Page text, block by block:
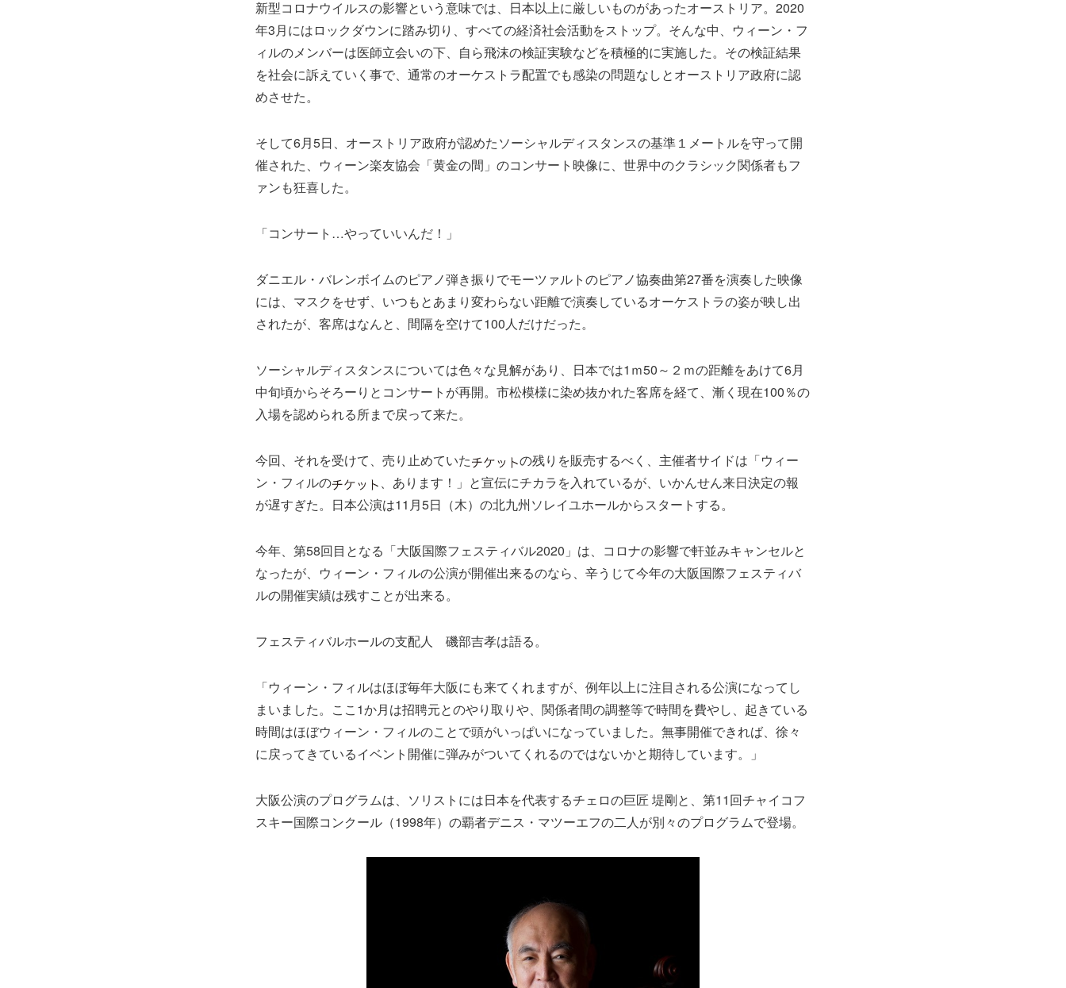
新型コロナウイルスの影響という意味では、日本以上に厳しいものがあったオーストリア。2020
年3月にはロックダウンに踏み切り、すべての経済社会活動をストップ。そんな中、ウィーン・フ
ィルのメンバーは医師立会いの下、自ら飛沫の検証実験などを積極的に実施した。その検証結果
を社会に訴えていく事で、通常のオーケストラ配置でも感染の問題なしとオーストリア政府に認
めさせた。
そして6月5日、オーストリア政府が認めたソーシャルディスタンスの基準１メートルを守って開
催された、ウィーン楽友協会「黄金の間」のコンサート映像に、世界中のクラシック関係者もフ
ァンも狂喜した。
「コンサート…やっていいんだ！」
ダニエル・バレンボイムのピアノ弾き振りでモーツァルトのピアノ協奏曲第27番を演奏した映像
には、マスクをせず、いつもとあまり変わらない距離で演奏しているオーケストラの姿が映し出
されたが、客席はなんと、間隔を空けて100人だけだった。
ソーシャルディスタンスについては色々な見解があり、日本では1ｍ50～２ｍの距離をあけて6月
中旬頃からそろーりとコンサートが再開。市松模様に染め抜かれた客席を経て、漸く現在100％の
入場を認められる所まで戻って来た。
今回、それを受けて、売り止めていた
の残りを販売するべく、主催者サイドは「ウィー
ン・フィルの
、あります！」と宣伝にチカラを入れているが、いかんせん来日決定の報
が遅すぎた。日本公演は11月5日（木）の北九州ソレイユホールからスタートする。
今年、第58回目となる「大阪国際フェスティバル2020」は、コロナの影響で軒並みキャンセルと
なったが、ウィーン・フィルの公演が開催出来るのなら、辛うじて今年の大阪国際フェスティバ
ルの開催実績は残すことが出来る。
フェスティバルホールの支配人 磯部吉孝は語る。
「ウィーン・フィルはほぼ毎年大阪にも来てくれますが、例年以上に注目される公演になってし
まいました。ここ1か月は招聘元とのやり取りや、関係者間の調整等で時間を費やし、起きている
時間はほぼウィーン・フィルのことで頭がいっぱいになっていました。無事開催できれば、徐々
に戻ってきているイベント開催に弾みがついてくれるのではないかと期待しています。」
大阪公演のプログラムは、ソリストには日本を代表するチェロの巨匠 堤剛と、第11回チャイコフ
スキー国際コンクール（1998年）の覇者デニス・マツーエフの二人が別々のプログラムで登場。